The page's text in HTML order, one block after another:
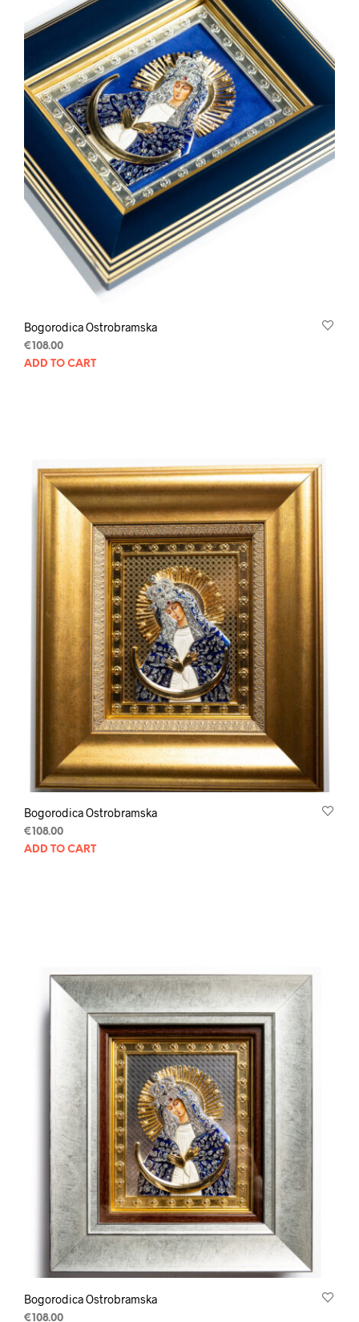
Bogorodica Ostrobramska
€108.00
ADD TO CART
Bogorodica Ostrobramska
€ 108.00
ADD TO CART
Bogorodica Ostrobramska
€108.00